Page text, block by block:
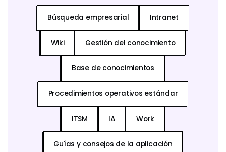
Búsqueda empresarial Intranet
Wiki Gestión del conocimiento
Base de conocimientos
Procedimientos operativos estándar
ITSM IA Work
Guías y consejos de la aplicación